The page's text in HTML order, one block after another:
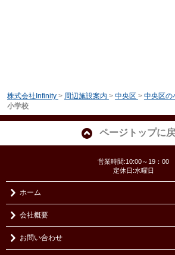
株式会社Infinity > 周辺施設案内 > 中央区 > 中央区の
小学校
ページトップに
営業時間:10:00～19：00
定休日:水曜日
ホーム
会社概要
お問い合わせ